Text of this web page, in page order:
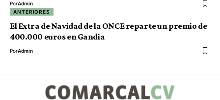
PorAdmin
ANTERIORES
El Extra de Navidad de la ONCE reparte un premio de
400.000 euros en Gandia
PorAdmin